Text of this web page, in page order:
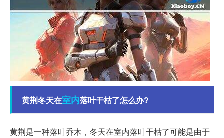
黄荆冬天在室内落叶干枯了怎么办?
黄荆是一种落叶乔木，冬天在室内落叶干枯了可能是由于